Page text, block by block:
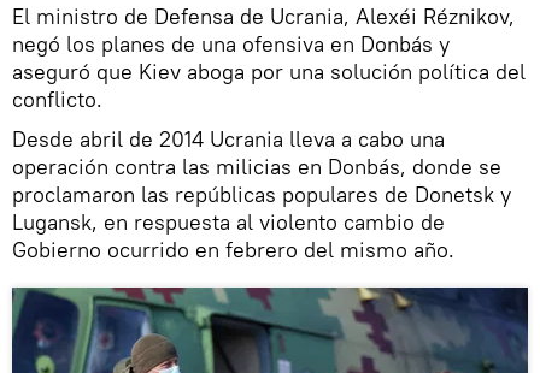
El ministro de Defensa de Ucrania, Alexéi Réznikov,
negó los planes de una ofensiva en Donbás y
aseguró que Kiev aboga por una solución política del
conflicto.
Desde abril de 2014 Ucrania lleva a cabo una
operación contra las milicias en Donbás, donde se
proclamaron las repúblicas populares de Donetsk y
Lugansk, en respuesta al violento cambio de
Gobierno ocurrido en febrero del mismo año.